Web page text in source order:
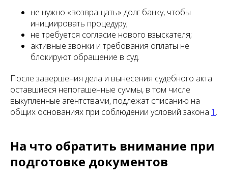
не нужно «возвращать» долг банку, чтобы
инициировать процедуру;
не требуется согласие нового взыскателя;
активные звонки и требования оплаты не
блокируют обращение в суд.
После завершения дела и вынесения судебного акта
оставшиеся непогашенные суммы, в том числе
выкупленные агентствами, подлежат списанию на
общих основаниях при соблюдении условий закона 1 .
На что обратить внимание при
подготовке документов